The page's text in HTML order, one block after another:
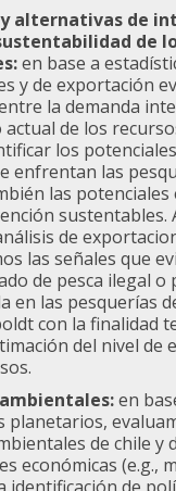
y alternativas de
de
en base a
y de exportación
la demanda
actual de los
los
enfrentan las
las
sustentables.
de
las señales que
de pesca ilegal o
en las pesquerías
con la finalidad
del nivel de
en
planetarios,
de chile y
económicas (e.g.,